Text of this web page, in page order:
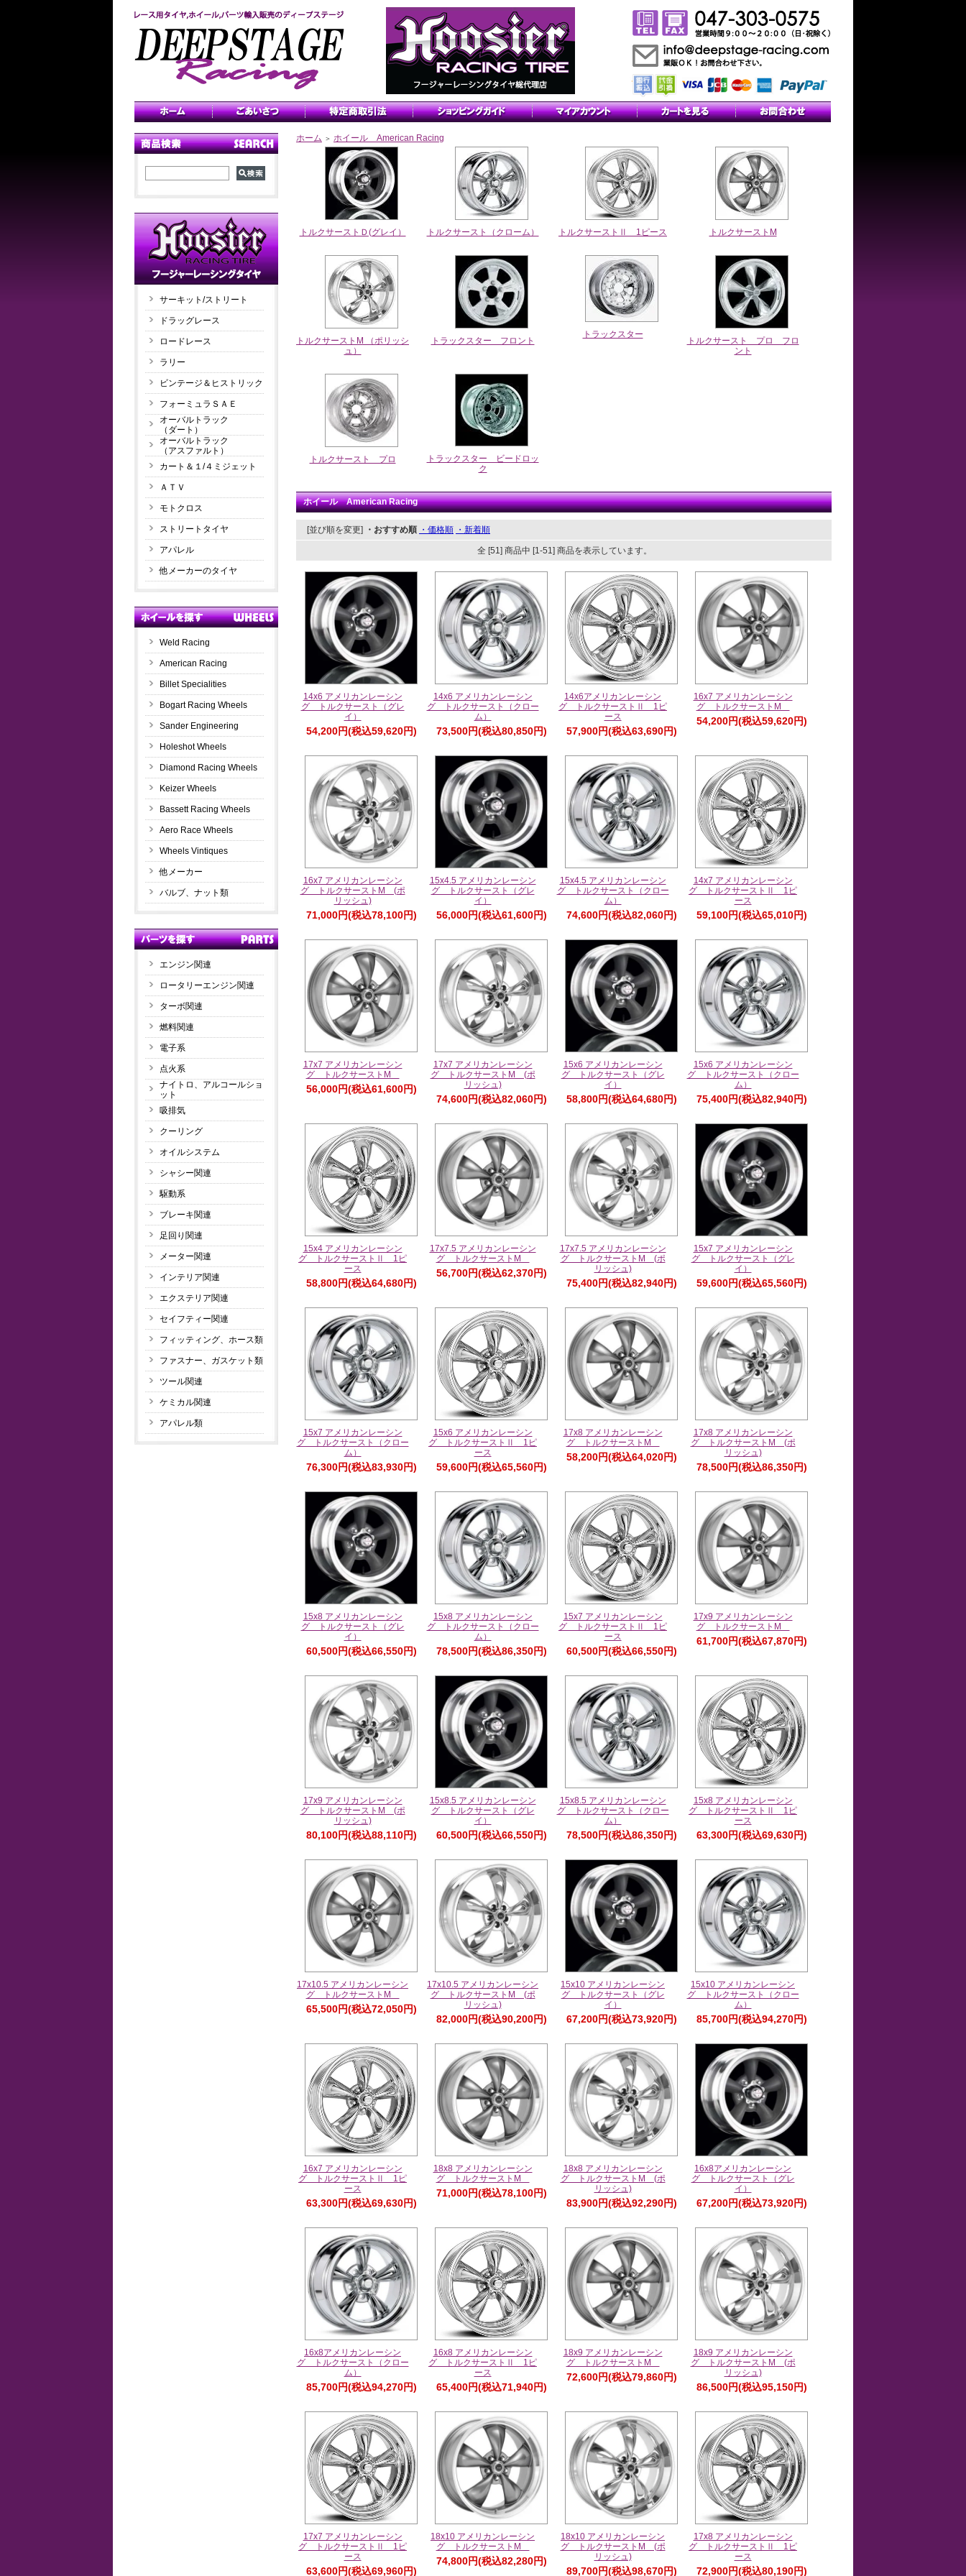
サーキット/ストリート
ドラッグレース
ロードレース
ラリー
ビンテージ＆ヒストリック
フォーミュラＳＡＥ
オーバルトラック
（ダート）
オーバルトラック
（アスファルト）
カート＆１/４ミジェット
ＡＴＶ
モトクロス
ストリートタイヤ
アパレル
他メーカーのタイヤ
Weld Racing
American Racing
Billet Specialities
Bogart Racing Wheels
Sander Engineering
Holeshot Wheels
Diamond Racing Wheels
Keizer Wheels
Bassett Racing Wheels
Aero Race Wheels
Wheels Vintiques
他メーカー
バルブ、ナット類
エンジン関連
ロータリーエンジン関連
ターボ関連
燃料関連
電子系
点火系
ナイトロ、アルコールショ
ット
吸排気
クーリング
オイルシステム
シャシー関連
駆動系
ブレーキ関連
足回り関連
メーター関連
インテリア関連
エクステリア関連
セイフティー関連
フィッティング、ホース類
ファスナー、ガスケット類
ツール関連
ケミカル関連
アパレル類
ホーム ＞ ホイール American Racing
トルクサーストＤ(グレイ） トルクサースト（クローム） トルクサーストⅡ 1ピース トルクサーストM
トルクサーストM （ポリッシ
ュ）
トラックスター フロント
トラックスター
トルクサースト プロ フロ
ント
トルクサースト プロ
トラックスター ビードロッ
ク
ホイール American Racing
[並び順を変更] ・おすすめ順 ・価格順 ・新着順
全 [51] 商品中 [1-51] 商品を表示しています。
14x6 アメリカンレーシン
グ トルクサースト（グレ
イ）
54,200円(税込59,620円)
14x6 アメリカンレーシン
グ トルクサースト（クロー
ム）
73,500円(税込80,850円)
14x6アメリカンレーシン
グ トルクサーストⅡ 1ピ
ース
57,900円(税込63,690円)
16x7 アメリカンレーシン
グ トルクサーストM
54,200円(税込59,620円)
16x7 アメリカンレーシン
グ トルクサーストM (ポ
リッシュ)
71,000円(税込78,100円)
15x4.5 アメリカンレーシン
グ トルクサースト（グレ
イ）
56,000円(税込61,600円)
15x4.5 アメリカンレーシン
グ トルクサースト（クロー
ム）
74,600円(税込82,060円)
14x7 アメリカンレーシン
グ トルクサーストⅡ 1ピ
ース
59,100円(税込65,010円)
17x7 アメリカンレーシン
グ トルクサーストM
56,000円(税込61,600円)
17x7 アメリカンレーシン
グ トルクサーストM (ポ
リッシュ)
74,600円(税込82,060円)
15x6 アメリカンレーシン
グ トルクサースト（グレ
イ）
58,800円(税込64,680円)
15x6 アメリカンレーシン
グ トルクサースト（クロー
ム）
75,400円(税込82,940円)
15x4 アメリカンレーシン
グ トルクサーストⅡ 1ピ
ース
58,800円(税込64,680円)
17x7.5 アメリカンレーシン
グ トルクサーストM
56,700円(税込62,370円)
17x7.5 アメリカンレーシン
グ トルクサーストM (ポ
リッシュ)
75,400円(税込82,940円)
15x7 アメリカンレーシン
グ トルクサースト（グレ
イ）
59,600円(税込65,560円)
15x7 アメリカンレーシン
グ トルクサースト（クロー
ム）
76,300円(税込83,930円)
15x6 アメリカンレーシン
グ トルクサーストⅡ 1ピ
ース
59,600円(税込65,560円)
17x8 アメリカンレーシン
グ トルクサーストM
58,200円(税込64,020円)
17x8 アメリカンレーシン
グ トルクサーストM (ポ
リッシュ)
78,500円(税込86,350円)
15x8 アメリカンレーシン
グ トルクサースト（グレ
イ）
60,500円(税込66,550円)
15x8 アメリカンレーシン
グ トルクサースト（クロー
ム）
78,500円(税込86,350円)
15x7 アメリカンレーシン
グ トルクサーストⅡ 1ピ
ース
60,500円(税込66,550円)
17x9 アメリカンレーシン
グ トルクサーストM
61,700円(税込67,870円)
17x9 アメリカンレーシン
グ トルクサーストM (ポ
リッシュ)
80,100円(税込88,110円)
15x8.5 アメリカンレーシン
グ トルクサースト（グレ
イ）
60,500円(税込66,550円)
15x8.5 アメリカンレーシン
グ トルクサースト（クロー
ム）
78,500円(税込86,350円)
15x8 アメリカンレーシン
グ トルクサーストⅡ 1ピ
ース
63,300円(税込69,630円)
17x10.5 アメリカンレーシン
グ トルクサーストM
65,500円(税込72,050円)
17x10.5 アメリカンレーシン
グ トルクサーストM (ポ
リッシュ)
82,000円(税込90,200円)
15x10 アメリカンレーシン
グ トルクサースト（グレ
イ）
67,200円(税込73,920円)
15x10 アメリカンレーシン
グ トルクサースト（クロー
ム）
85,700円(税込94,270円)
16x7 アメリカンレーシン
グ トルクサーストⅡ 1ピ
ース
63,300円(税込69,630円)
18x8 アメリカンレーシン
グ トルクサーストM
71,000円(税込78,100円)
18x8 アメリカンレーシン
グ トルクサーストM (ポ
リッシュ)
83,900円(税込92,290円)
16x8アメリカンレーシン
グ トルクサースト（グレ
イ）
67,200円(税込73,920円)
16x8アメリカンレーシン
グ トルクサースト（クロー
ム）
85,700円(税込94,270円)
16x8 アメリカンレーシン
グ トルクサーストⅡ 1ピ
ース
65,400円(税込71,940円)
18x9 アメリカンレーシン
グ トルクサーストM
72,600円(税込79,860円)
18x9 アメリカンレーシン
グ トルクサーストM (ポ
リッシュ)
86,500円(税込95,150円)
17x7 アメリカンレーシン
グ トルクサーストⅡ 1ピ
ース
63,600円(税込69,960円)
18x10 アメリカンレーシン
グ トルクサーストM
74,800円(税込82,280円)
18x10 アメリカンレーシン
グ トルクサーストM (ポ
リッシュ)
89,700円(税込98,670円)
17x8 アメリカンレーシン
グ トルクサーストⅡ 1ピ
ース
72,900円(税込80,190円)